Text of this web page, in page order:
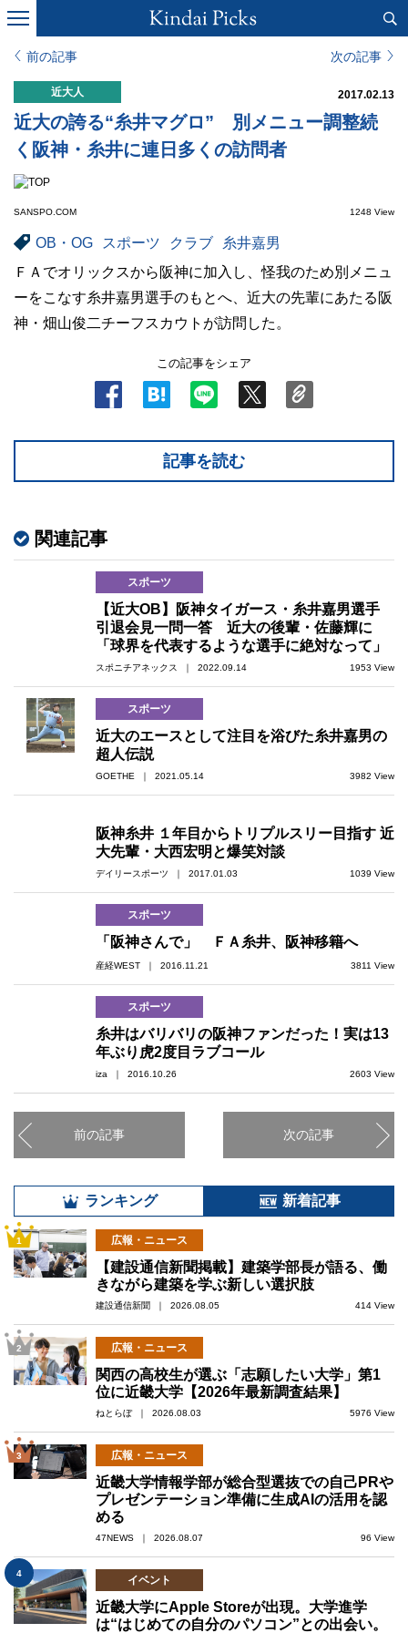
前の記事 次の記事
近大人 2017.02.13
近大の誇る“糸井マグロ” 別メニュー調整続
く阪神・糸井に連日多くの訪問者
SANSPO.COM 1248 View
OB・OG スポーツ クラブ
糸井嘉男
ＦＡでオリックスから阪神に加入し、怪我のため別メニュ
ーをこなす糸井嘉男選手のもとへ、近大の先輩にあたる阪
神・畑山俊二チーフスカウトが訪問した。
この記事をシェア
記事を読む
関連記事
スポーツ
【近大OB】阪神タイガース・糸井嘉男選手
引退会見一問一答 近大の後輩・佐藤輝に
「球界を代表するような選手に絶対なって」
スポニチアネックス ｜ 2022.09.14 1953 View
スポーツ
近大のエースとして注目を浴びた糸井嘉男の
超人伝説
GOETHE ｜ 2021.05.14 3982 View
阪神糸井 １年目からトリプルスリー目指す 近
大先輩・大西宏明と爆笑対談
デイリースポーツ ｜ 2017.01.03 1039 View
スポーツ
「阪神さんで」 ＦＡ糸井、阪神移籍へ
産経WEST ｜ 2016.11.21 3811 View
スポーツ
糸井はバリバリの阪神ファンだった！実は13
年ぶり虎2度目ラブコール
iza ｜ 2016.10.26 2603 View
前の記事 次の記事
ランキング 新着記事
1 広報・ニュース
【建設通信新聞掲載】建築学部長が語る、働
きながら建築を学ぶ新しい選択肢
建設通信新聞 ｜ 2026.08.05 414 View
2 広報・ニュース
関西の高校生が選ぶ「志願したい大学」第1
位に近畿大学【2026年最新調査結果】
ねとらぼ ｜ 2026.08.03 5976 View
3 広報・ニュース
近畿大学情報学部が総合型選抜での自己PRや
プレゼンテーション準備に生成AIの活用を認
める
47NEWS ｜ 2026.08.07 96 View
4
イベント
近畿大学にApple Storeが出現。大学進学
は“はじめての自分のパソコン”との出会い。